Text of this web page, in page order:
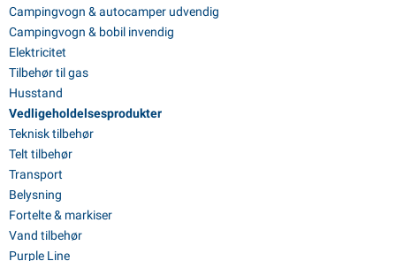
Campingvogn & autocamper udvendig
Campingvogn & bobil invendig
Elektricitet
Tilbehør til gas
Husstand
Vedligeholdelsesprodukter
Teknisk tilbehør
Telt tilbehør
Transport
Belysning
Fortelte & markiser
Vand tilbehør
Purple Line